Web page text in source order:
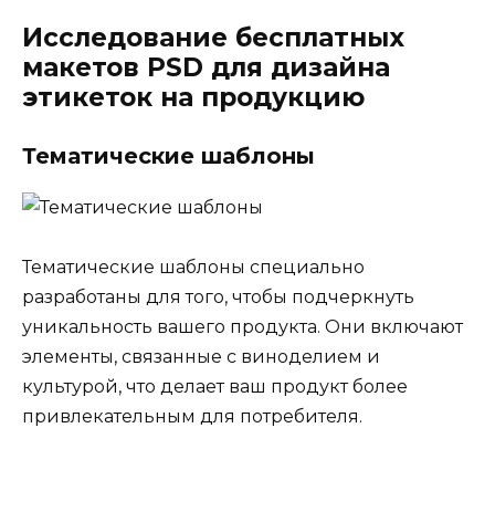
Исследование бесплатных
макетов PSD для дизайна
этикеток на продукцию
Тематические шаблоны
Тематические шаблоны специально
разработаны для того, чтобы подчеркнуть
уникальность вашего продукта. Они включают
элементы, связанные с виноделием и
культурой, что делает ваш продукт более
привлекательным для потребителя.